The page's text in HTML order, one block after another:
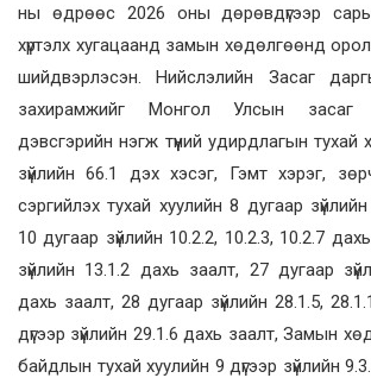
ны өдрөөс 2026 оны дөрөвдүгээр
хүртэлх хугацаанд замын хөдөлгөөнд
шийдвэрлэсэн. Нийслэлийн Засаг
захирамжийг Монгол Улсын засаг
дэвсгэрийн нэгж түүний удирдлагын тухай
зүйлийн 66.1 дэх хэсэг, Гэмт хэрэг,
сэргийлэх тухай хуулийн 8 дугаар
10 дугаар зүйлийн 10.2.2, 10.2.3, 10.2.7
зүйлийн 13.1.2 дахь заалт, 27 дугаар
дахь заалт, 28 дугаар зүйлийн 28.1.5,
дүгээр зүйлийн 29.1.6 дахь заалт, Замын
байдлын тухай хуулийн 9 дүгээр зүйлийн